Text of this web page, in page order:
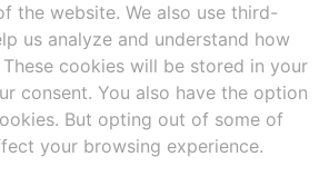
the website. We also use third-
us analyze and understand how
cookies will be stored in your
consent. You also have the option
But opting out of some of
your browsing experience.